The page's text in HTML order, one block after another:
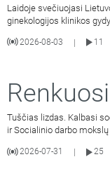
Laidoje svečiuojasi
ginekologijos klinikos
2026-08-03 |
11
Tuščias lizdas. Kalbasi
ir Socialinio darbo
2026-07-31
25